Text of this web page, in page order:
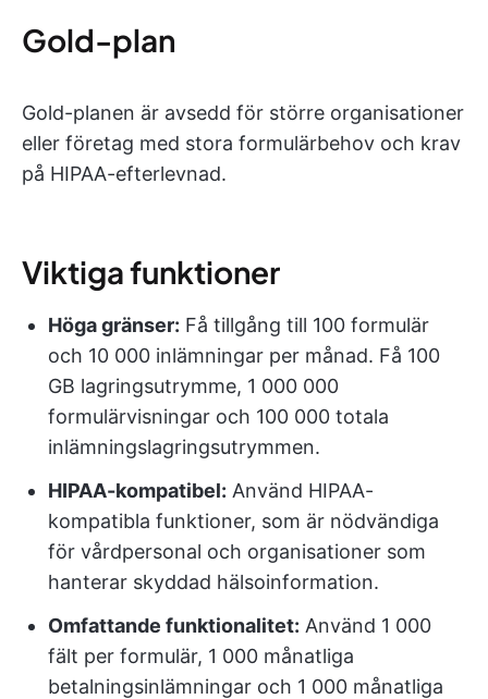
Gold-plan
Gold-planen är avsedd för större organisationer
eller företag med stora formulärbehov och krav
på HIPAA-efterlevnad.
Viktiga funktioner
Höga gränser: Få tillgång till 100 formulär
och 10 000 inlämningar per månad. Få 100
GB lagringsutrymme, 1 000 000
formulärvisningar och 100 000 totala
inlämningslagringsutrymmen.
HIPAA-kompatibel: Använd HIPAA-
kompatibla funktioner, som är nödvändiga
för vårdpersonal och organisationer som
hanterar skyddad hälsoinformation.
Omfattande funktionalitet: Använd 1 000
fält per formulär, 1 000 månatliga
betalningsinlämningar och 1 000 månatliga